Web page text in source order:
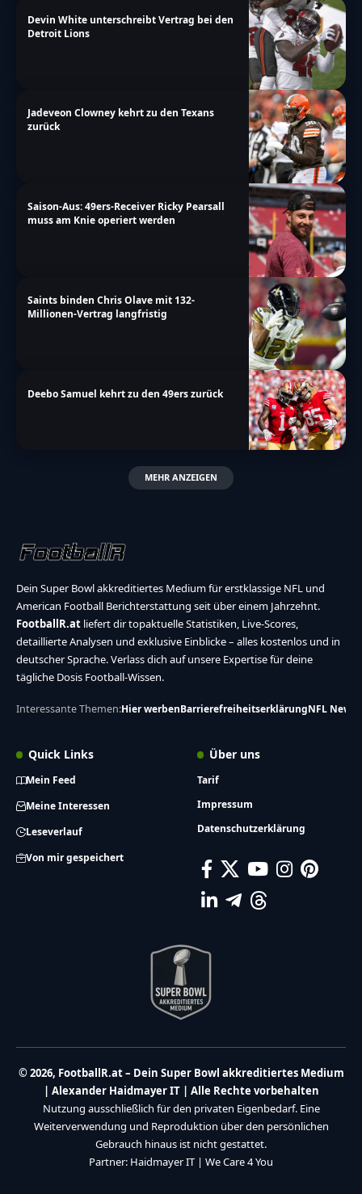
Devin White unterschreibt Vertrag bei den
Detroit Lions
Jadeveon Clowney kehrt zu den Texans
zurück
Saison-Aus: 49ers-Receiver Ricky Pearsall
muss am Knie operiert werden
Saints binden Chris Olave mit 132-
Millionen-Vertrag langfristig
Deebo Samuel kehrt zu den 49ers zurück
MEHR ANZEIGEN
Dein Super Bowl akkreditiertes Medium für erstklassige NFL und
American Football Berichterstattung seit über einem Jahrzehnt.
FootballR.at liefert dir topaktuelle Statistiken, Live-Scores,
detaillierte Analysen und exklusive Einblicke – alles kostenlos und in
deutscher Sprache. Verlass dich auf unsere Expertise für deine
tägliche Dosis Football-Wissen.
Interessante Themen:Hier werbenBarrierefreiheitserklärungNFL News
Quick Links
Mein Feed
Meine Interessen
Leseverlauf
Von mir gespeichert
Über uns
Tarif
Impressum
Datenschutzerklärung
© 2026, FootballR.at – Dein Super Bowl akkreditiertes Medium
| Alexander Haidmayer IT | Alle Rechte vorbehalten
Nutzung ausschließlich für den privaten Eigenbedarf. Eine
Weiterverwendung und Reproduktion über den persönlichen
Gebrauch hinaus ist nicht gestattet.
Partner: Haidmayer IT | We Care 4 You